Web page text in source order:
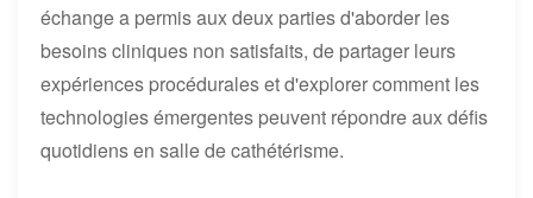
échange a permis aux deux parties d'aborder les
besoins cliniques non satisfaits, de partager leurs
expériences procédurales et d'explorer comment les
technologies émergentes peuvent répondre aux défis
quotidiens en salle de cathétérisme.